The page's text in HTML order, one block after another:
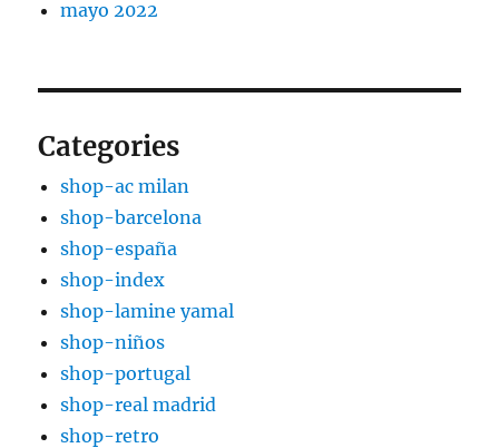
mayo 2022
Categories
shop-ac milan
shop-barcelona
shop-españa
shop-index
shop-lamine yamal
shop-niños
shop-portugal
shop-real madrid
shop-retro